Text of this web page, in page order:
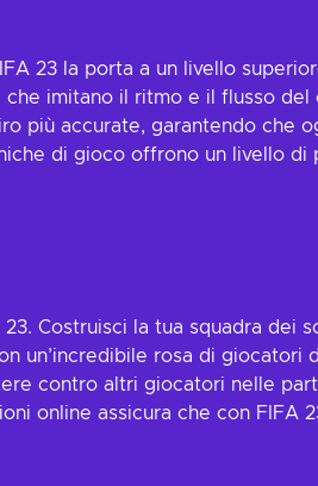
23 la porta a un livello
imitano il ritmo e il flusso
più accurate, garantendo che
di gioco offrono un livello
Costruisci la tua squadra dei
un’incredibile rosa di giocatori
contro altri giocatori nelle
online assicura che con FIFA